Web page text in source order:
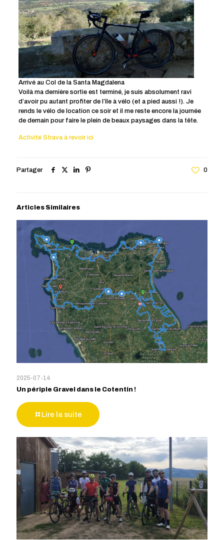
Arrivé au Col de la Santa Magdalena
Voilà ma dernière sortie est terminé, je suis absolument ravi
d’avoir pu autant profiter de l’île à vélo (et a pied aussi !). Je
rends le vélo de location ce soir et il me reste encore la journée
de demain pour faire le plein de beaux paysages dans la tête.
Activité Strava à revoir ici
Partager 0
Articles Similaires
2025-07-14
Un périple Gravel dans le Cotentin !
Lire la suite